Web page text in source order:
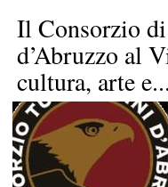
Il Consorzio
d’Abruzzo al
cultura, arte e...